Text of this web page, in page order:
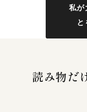
私が
と
読み物だ